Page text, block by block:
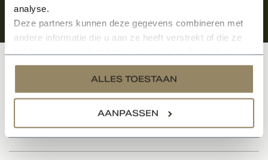
analyse.
Deze partners kunnen deze gegevens combineren met
andere informatie die u aan ze heeft verstrekt of die ze
services.
ALLES TOESTAAN
AANPASSEN
Klantenservice
Categorieën